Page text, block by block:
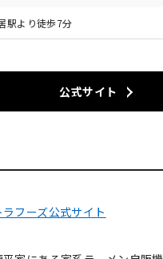
駅より徒歩7分
公式サイト
ラフーズ公式サイト